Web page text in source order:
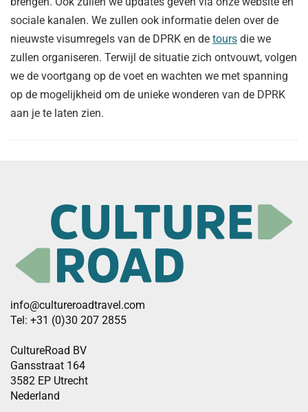
sociale kanalen. We zullen ook informatie delen over de
nieuwste visumregels van de DPRK en de tours die we
zullen organiseren. Terwijl de situatie zich ontvouwt, volgen
we de voortgang op de voet en wachten we met spanning
op de mogelijkheid om de unieke wonderen van de DPRK
aan je te laten zien.
info@cultureroadtravel.com
Tel: +31 (0)30 207 2855
CultureRoad BV
Gansstraat 164
3582 EP Utrecht
Nederland